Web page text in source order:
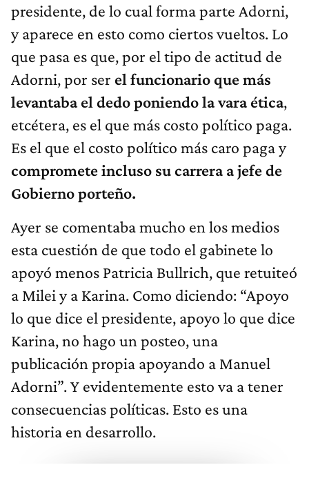
presidente, de lo cual forma parte Adorni,
y aparece en esto como ciertos vueltos. Lo
que pasa es que, por el tipo de actitud de
Adorni, por ser el funcionario que más
levantaba el dedo poniendo la vara ética,
etcétera, es el que más costo político paga.
Es el que el costo político más caro paga y
compromete incluso su carrera a jefe de
Gobierno porteño.
Ayer se comentaba mucho en los medios
esta cuestión de que todo el gabinete lo
apoyó menos Patricia Bullrich, que retuiteó
a Milei y a Karina. Como diciendo: “Apoyo
lo que dice el presidente, apoyo lo que dice
Karina, no hago un posteo, una
publicación propia apoyando a Manuel
Adorni”. Y evidentemente esto va a tener
consecuencias políticas. Esto es una
historia en desarrollo.